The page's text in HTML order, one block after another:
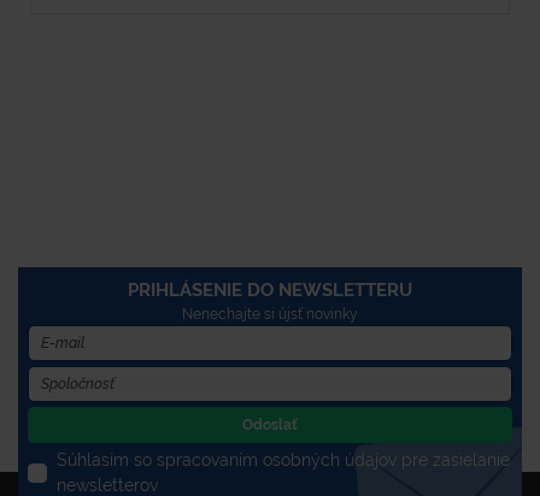
PRIHLÁSENIE DO NEWSLETTERU
Nenechajte si újsť novinky
Odoslať
Súhlasím so spracovaním osobných údajov pre zasielanie
newsletterov